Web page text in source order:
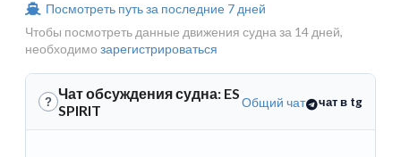
Посмотреть путь за последние 7 дней
Чтобы посмотреть данные движения судна за 14 дней,
необходимо зарегистрироваться
? Чат обсуждения судна: ES
SPIRIT
Общий чат чат в tg